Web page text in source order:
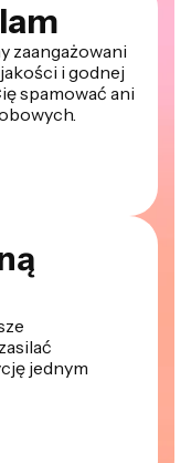
zaangażowani
i godnej
spamować ani
jednym